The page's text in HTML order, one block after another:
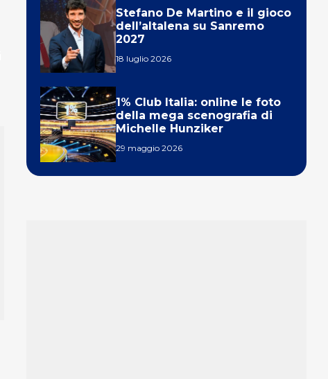
Stefano De Martino e il gioco
dell’altalena su Sanremo
2027
18 luglio 2026
1% Club Italia: online le foto
della mega scenografia di
Michelle Hunziker
29 maggio 2026